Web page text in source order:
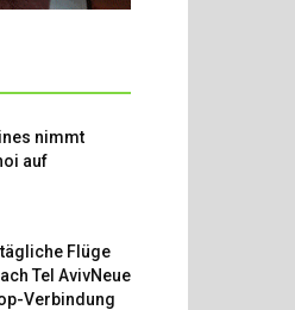
nimmt
auf
Flüge
Tel AvivNeue
Verbindung